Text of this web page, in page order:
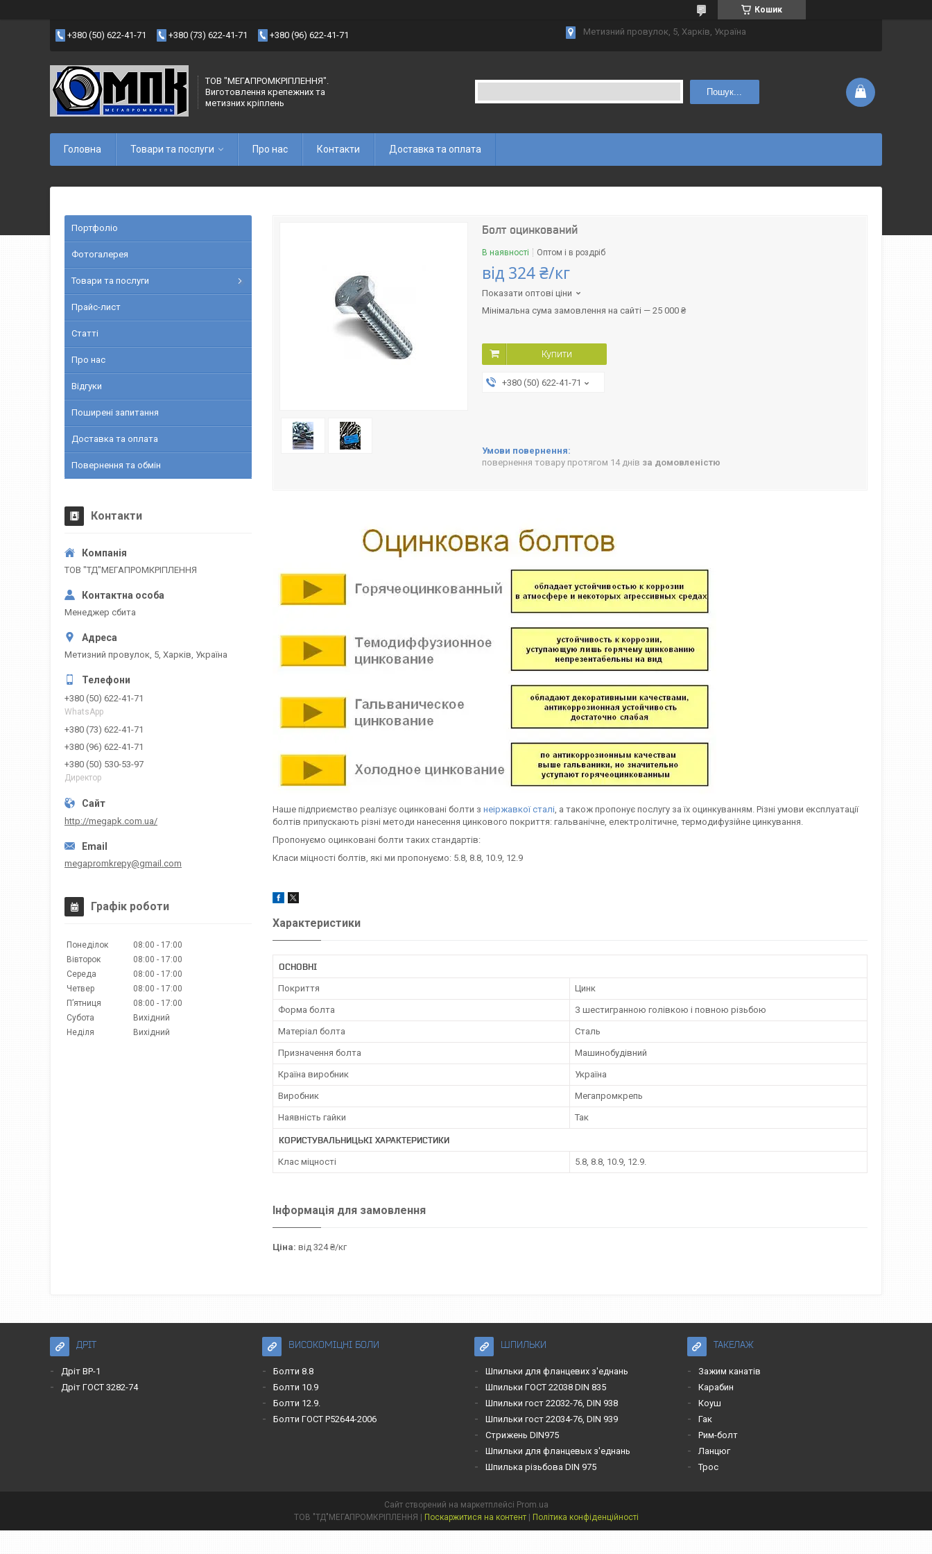
Кошик
+380 (50) 622-41-71 +380 (73) 622-41-71 +380 (96) 622-41-71 Метизний провулок, 5, Харків, Україна
ТОВ "МЕГАПРОМКРІПЛЕННЯ".
Виготовлення крепежних та
метизних кріплень
Пошук...
Головна Товари та послуги Про нас Контакти Доставка та оплата
Болт оцинкований
В наявності Оптом і в роздріб
від 324 ₴/кг
Показати оптові ціни
Мінімальна сума замовлення на сайті — 25 000 ₴
Купити
+380 (50) 622-41-71
повернення товару протягом 14 днів за домовленістю
Наше підприємство реалізує оцинковані болти з неіржавкої сталі, а також пропонує послугу за їх оцинкуванням. Різні умови експлуатації
болтів припускають різні методи нанесення цинкового покриття: гальванічне, електролітичне, термодифузійне цинкування.
Пропонуємо оцинковані болти таких стандартів:
Класи міцності болтів, які ми пропонуємо: 5.8, 8.8, 10.9, 12.9
Характеристики
ОСНОВНІ
Покриття Цинк
Форма болта З шестигранною голівкою і повною різьбою
Матеріал болта Сталь
Призначення болта Машинобудівний
Країна виробник Україна
Виробник Мегапромкрепь
Наявність гайки Так
КОРИСТУВАЛЬНИЦЬКІ ХАРАКТЕРИСТИКИ
Клас міцності 5.8, 8.8, 10.9, 12.9.
Інформація для замовлення
Ціна: від 324 ₴/кг
Портфоліо
Фотогалерея
Товари та послуги
Прайс-лист
Статті
Про нас
Відгуки
Поширені запитання
Доставка та оплата
Повернення та обмін
Контакти
ТОВ "ТД"МЕГАПРОМКРІПЛЕННЯ
Менеджер сбита
Метизний провулок, 5, Харків, Україна
+380 (50) 622-41-71
WhatsApp
+380 (73) 622-41-71
+380 (96) 622-41-71
+380 (50) 530-53-97
Директор
http://megapk.com.ua/
megapromkrepy@gmail.com
Графік роботи
Понеділок 08:00
17:00
Вівторок
08:00
17:00
Середа
08:00
17:00
Четвер
08:00
17:00
Пʼятниця
08:00
17:00
Субота
Вихідний
Неділя
Вихідний
ДРІТ
Дріт ВР-1
Дріт ГОСТ 3282-74
ВИСОКОМІЦНІ БОЛИ
Болти 8.8
Болти 10.9
Болти 12.9.
Болти ГОСТ Р52644-2006
ШПИЛЬКИ
Шпильки для фланцевих з'еднань
Шпильки ГОСТ 22038 DIN 835
Шпильки гост 22032-76, DIN 938
Шпильки гост 22034-76, DIN 939
Стрижень DIN975
Шпильки для фланцевых з'еднань
Шпилька різьбова DIN 975
ТАКЕЛАЖ
Зажим канатів
Карабин
Коуш
Гак
Рим-болт
Ланцюг
Трос
Сайт створений на маркетплейсі Prom.ua
Поскаржитися на контент Політика конфіденційності